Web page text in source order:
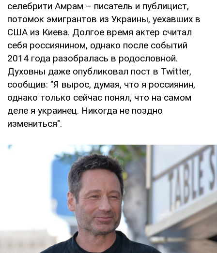
селебрити Амрам – писатель и публицист,
потомок эмигрантов из Украины, уехавших в
США из Киева. Долгое время актер считал
себя россиянином, однако после событий
2014 года разобралась в родословной.
Духовны даже опубликовал пост в Twitter,
сообщив: "Я вырос, думая, что я россиянин,
однако только сейчас понял, что на самом
деле я украинец. Никогда не поздно
измениться".